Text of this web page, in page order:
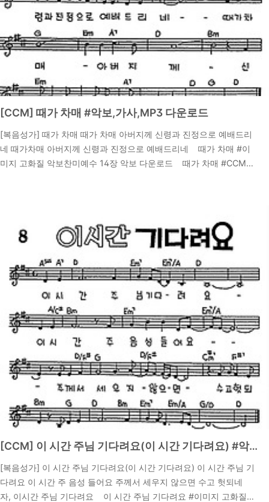
[CCM] 때가 차매 #악보,가사,MP3 다운로드
[복음성가] 때가 차매 때가 차매 아버지께 신령과 진정으로 예배드리
네 때가차매 아버지께 신령과 진정으로 예배드리네 때가 차매 #이
미지 고화질 악보찬미예수 14장 악보 다운로드 때가 차매 #CCM
배하는 자들을 찾으시느니라 24 하나님은 영이시니 예배하는 자가
영과 진리로 예배할지니라이 말씀은 하나님께서 찾으시는 예배자의
특징을 설명합니다. 신령과 진정으로 예배하는 것은 단순한 형식이
아닌, 진정한 마음의 상태를 요구합니다. 이 구절은 우리가 하나님께
드리는 예배가 어떤 것인지 깊이 생각하게 만듭..
[CCM] 이 시간 주님 기다려요(이 시간 기다려요) #악보,가사,MP3 다운로드
[복음성가] 이 시간 주님 기다려요(이 시간 기다려요) 이 시간 주님 기
다려요 이 시간 주 음성 들어요 주께서 세우지 않으면 수고 헛되네
자, 이시간 주님 기다려요 이 시간 주님 기다려요 #이미지 고화질